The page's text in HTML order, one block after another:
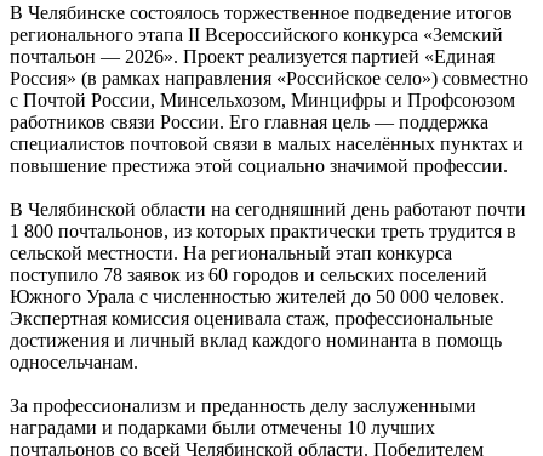
В Челябинске состоялось торжественное подведение итогов
регионального этапа II Всероссийского конкурса «Земский
почтальон — 2026». Проект реализуется партией «Единая
Россия» (в рамках направления «Российское село») совместно
с Почтой России, Минсельхозом, Минцифры и Профсоюзом
работников связи России. Его главная цель — поддержка
специалистов почтовой связи в малых населённых пунктах и
повышение престижа этой социально значимой профессии.
В Челябинской области на сегодняшний день работают почти
1 800 почтальонов, из которых практически треть трудится в
сельской местности. На региональный этап конкурса
поступило 78 заявок из 60 городов и сельских поселений
Южного Урала с численностью жителей до 50 000 человек.
Экспертная комиссия оценивала стаж, профессиональные
достижения и личный вклад каждого номинанта в помощь
односельчанам.
За профессионализм и преданность делу заслуженными
наградами и подарками были отмечены 10 лучших
почтальонов со всей Челябинской области. Победителем